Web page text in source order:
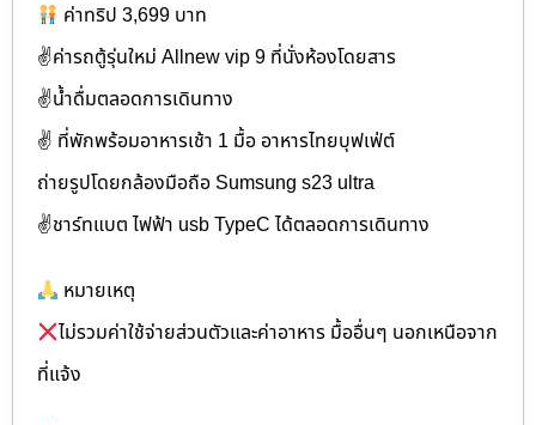
ค่าทริป 3,699 บาท
✌ค่ารถตู้รุ่นใหม่ Allnew vip 9 ที่นั่งห้องโดยสาร
✌น้ำดื่มตลอดการเดินทาง
✌️ ที่พักพร้อมอาหารเช้า 1 มื้อ อาหารไทยบุฟเฟ่ต์
ถ่ายรูปโดยกล้องมือถือ Sumsung s23 ultra
✌ชาร์ทแบต ไฟฟ้า usb TypeC ได้ตลอดการเดินทาง
หมายเหตุ
ไม่รวมค่าใช้จ่ายส่วนตัวและค่าอาหาร มื้ออื่นๆ นอกเหนือจาก
ที่แจ้ง